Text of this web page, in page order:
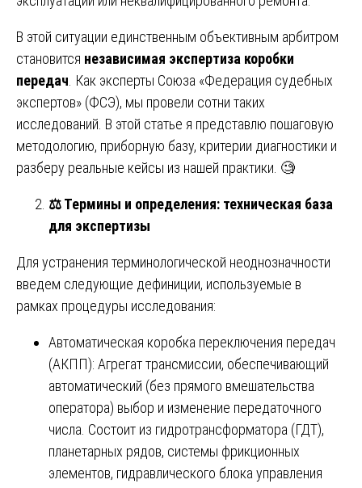
В этой ситуации единственным объективным арбитром
становится независимая экспертиза коробки
передач . Как эксперты Союза «Федерация судебных
экспертов» (ФСЭ), мы провели сотни таких
исследований. В этой статье я представлю пошаговую
методологию, приборную базу, критерии диагностики и
разберу реальные кейсы из нашей практики. 🧐
⚖️Термины и определения: техническая база
для экспертизы
Для устранения терминологической неоднозначности
введем следующие дефиниции, используемые в
рамках процедуры исследования:
Автоматическая коробка переключения передач
(АКПП): Агрегат трансмиссии, обеспечивающий
автоматический (без прямого вмешательства
оператора) выбор и изменение передаточного
числа. Состоит из гидротрансформатора (ГДТ),
планетарных рядов, системы фрикционных
элементов, гидравлического блока управления